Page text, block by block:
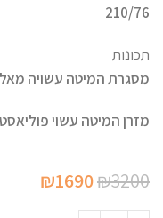
210/76
תכונות
מסגרת המיטה עשויה
מזרן המיטה עשוי
₪3200
המחיר₪1690